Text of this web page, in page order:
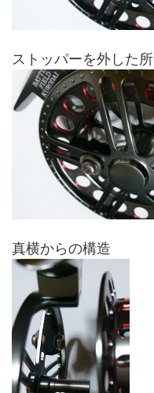
ストッパーを外した所
真横からの構造